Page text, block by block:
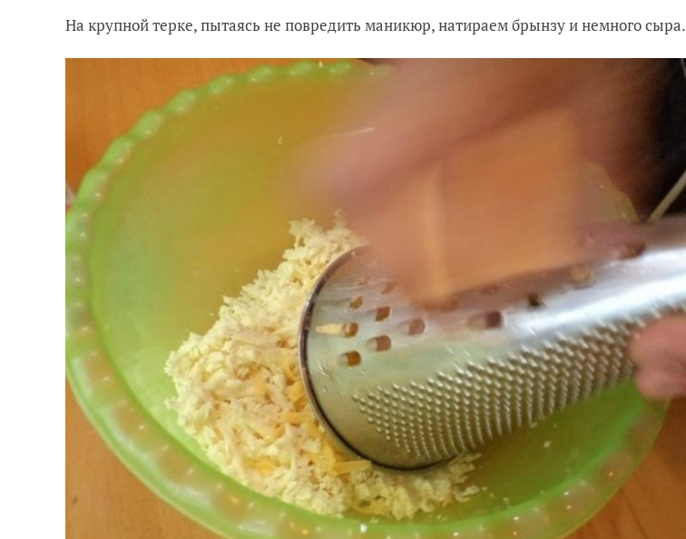
На крупной терке, пытаясь не повредить маникюр, натираем брынзу и немного сыра.